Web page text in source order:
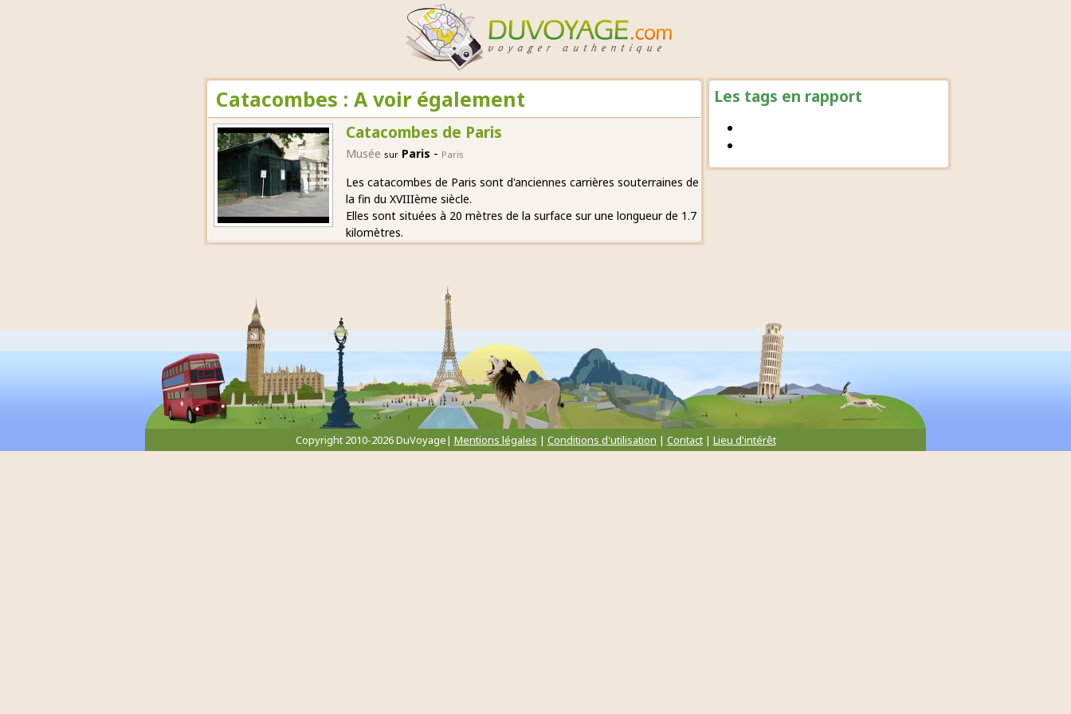
Les tags en rapport
Catacombes : A voir également
Catacombes de Paris
Musée sur Paris - Paris
Les catacombes de Paris sont d'anciennes carrières souterraines de
la fin du XVIIIème siècle.
Elles sont situées à 20 mètres de la surface sur une longueur de 1.7
kilomètres.
Copyright 2010-2026 DuVoyage| Mentions légales | Conditions d'utilisation | Contact| Lieu d'intérêt